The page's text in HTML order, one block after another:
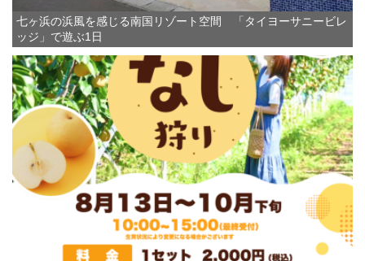
七ヶ浜の浜風を感じる南国リゾート空間 「タイヨーサニービレ
ッジ」で遊ぶ1日